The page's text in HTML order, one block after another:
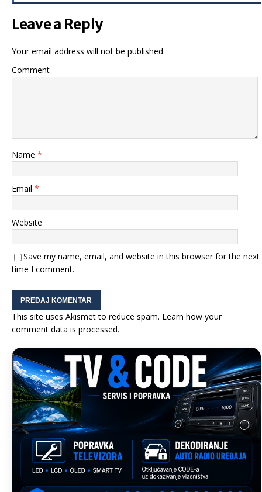
Leave a Reply
Your email address will not be published.
Comment
Name *
Email *
Website
Save my name, email, and website in this browser for the next
time I comment.
This site uses Akismet to reduce spam. Learn how your
comment data is processed.